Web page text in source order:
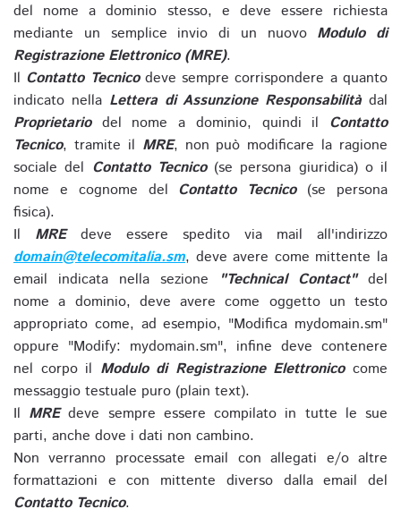
del nome a dominio stesso, e deve essere richiesta
mediante un semplice invio di un nuovo Modulo di
Registrazione Elettronico (MRE).
Il Contatto Tecnicodeve sempre corrispondere a quanto
indicato nella Lettera di Assunzione Responsabilitàdal
Proprietariodel nome a dominio, quindi il Contatto
Tecnico, tramite il MRE, non può modificare la ragione
sociale del Contatto Tecnico(se persona giuridica) o il
nome e cognome del Contatto Tecnico(se persona
fisica).
Il MREdeve essere spedito via mail all'indirizzo
domain@telecomitalia.sm, deve avere come mittente la
email indicata nella sezione
"Technical Contact"del
nome a dominio, deve avere come oggetto un testo
appropriato come, ad esempio, "Modifica mydomain.sm"
oppure "Modify: mydomain.sm", infine deve contenere
nel corpo il Modulo di Registrazione Elettronicocome
messaggio testuale puro (plain text).
Il MREdeve sempre essere compilato in tutte le sue
parti, anche dove i dati non cambino.
Non verranno processate email con allegati e/o altre
formattazioni e con mittente diverso dalla email del
Contatto Tecnico.